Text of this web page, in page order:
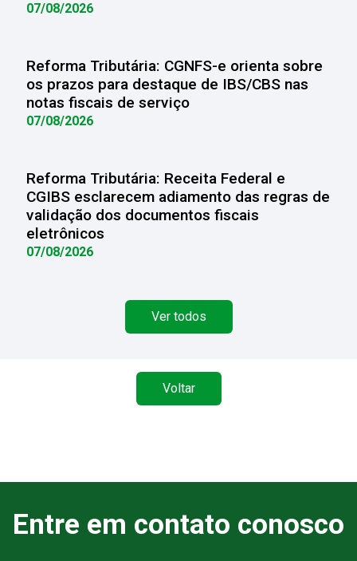
07/08/2026
Reforma Tributária: CGNFS-e orienta sobre
os prazos para destaque de IBS/CBS nas
notas fiscais de serviço
07/08/2026
Reforma Tributária: Receita Federal e
CGIBS esclarecem adiamento das regras de
validação dos documentos fiscais
eletrônicos
07/08/2026
Ver todos
Voltar
Entre em contato conosco